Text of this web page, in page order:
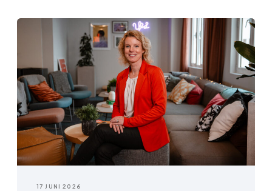
17 JUNI 2026